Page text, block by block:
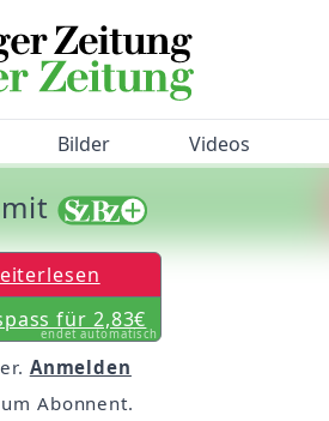
Bilder Videos
für 2,83€
endet automatisch
Anmelden
Abonnent.